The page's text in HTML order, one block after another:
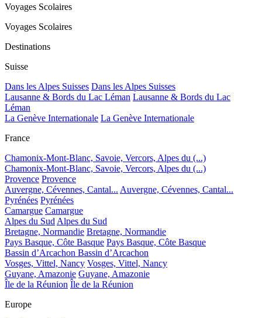
Voyages Scolaires
Voyages Scolaires
Destinations
Suisse
Dans les Alpes Suisses Dans les Alpes Suisses
Lausanne & Bords du Lac Léman Lausanne & Bords du Lac
Léman
La Genève Internationale La Genève Internationale
France
Chamonix-Mont-Blanc, Savoie, Vercors, Alpes du (...)
Chamonix-Mont-Blanc, Savoie, Vercors, Alpes du (...)
Provence Provence
Auvergne, Cévennes, Cantal... Auvergne, Cévennes, Cantal...
Pyrénées Pyrénées
Camargue Camargue
Alpes du Sud Alpes du Sud
Bretagne, Normandie Bretagne, Normandie
Pays Basque, Côte Basque Pays Basque, Côte Basque
Bassin d’Arcachon Bassin d’Arcachon
Vosges, Vittel, Nancy Vosges, Vittel, Nancy
Guyane, Amazonie Guyane, Amazonie
Île de la Réunion Île de la Réunion
Europe